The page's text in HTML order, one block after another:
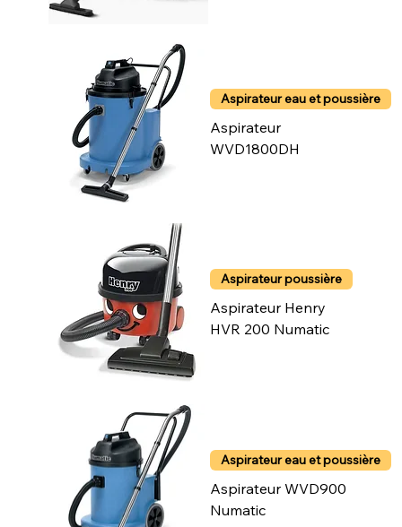
Aspirateur eau et poussière
Aspirateur
WVD1800DH
Aspirateur poussière
Aspirateur Henry
HVR 200 Numatic
Aspirateur eau et poussière
Aspirateur WVD900
Numatic